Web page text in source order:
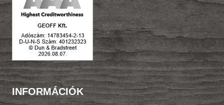
INFORMÁCIÓK